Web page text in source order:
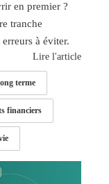
en premier ?
tranche
à éviter.
Lire l'article
terme
financiers